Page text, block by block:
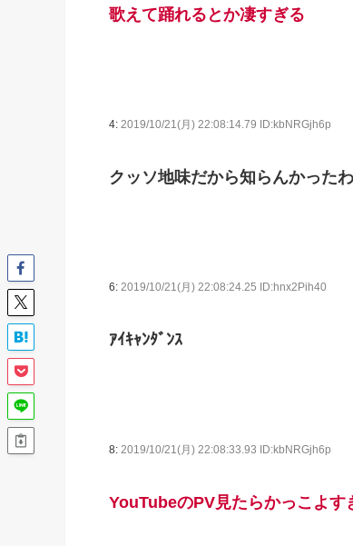
歌えて踊れるとか凄すぎる
4: 2019/10/21(月) 22:08:14.79 ID:kbNRGjh6p
クッソ地味だから知らんかったわ
6: 2019/10/21(月) 22:08:24.25 ID:hnx2Pih40
ｱｲｷｬﾝﾀﾞﾝｽ
8: 2019/10/21(月) 22:08:33.93 ID:kbNRGjh6p
YouTubeのPV見たらかっこよす